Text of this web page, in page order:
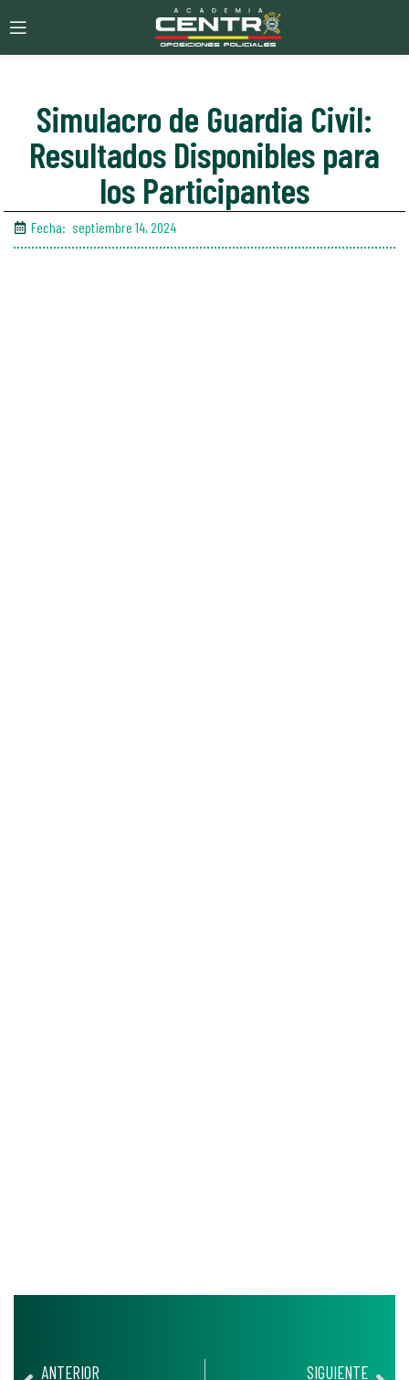
Simulacro de Guardia Civil:
Resultados Disponibles para
los Participantes
Fecha: septiembre 14, 2024
ANTERIOR SIGUIENTE